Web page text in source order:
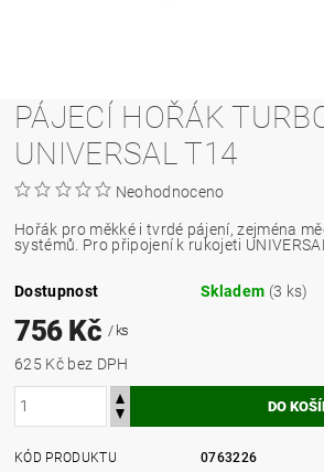
PÁJECÍ HOŘÁK
UNIVERSAL T14
Neohodnoceno
Hořák pro měkké i tvrdé pájení, zejména
systémů. Pro připojení k rukojeti UNIVERSAL.
Dostupnost Skladem (3 ks)
756 Kč / ks
625 Kč bez DPH
KÓD PRODUKTU
0763226